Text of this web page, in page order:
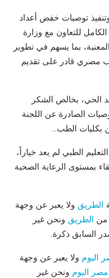
وتنفيذ توصيات خفض أعداد
الكامل للتعاون مع وزارة
بما يسهم في تطوير
مصري قادر على تقديم
الحي، بخالص الشكر
الصادرة عن اللجنة
بكليات الطب..
الطبي لم يعد خياراً،
بمستوى الرعاية الصحية
الطريق ولا يعبر عن وجهة
من الطريق ونحن غير
السابق ذكرة.
اليوم ولا يعبر عن وجهة
مصر اليوم ونحن غير